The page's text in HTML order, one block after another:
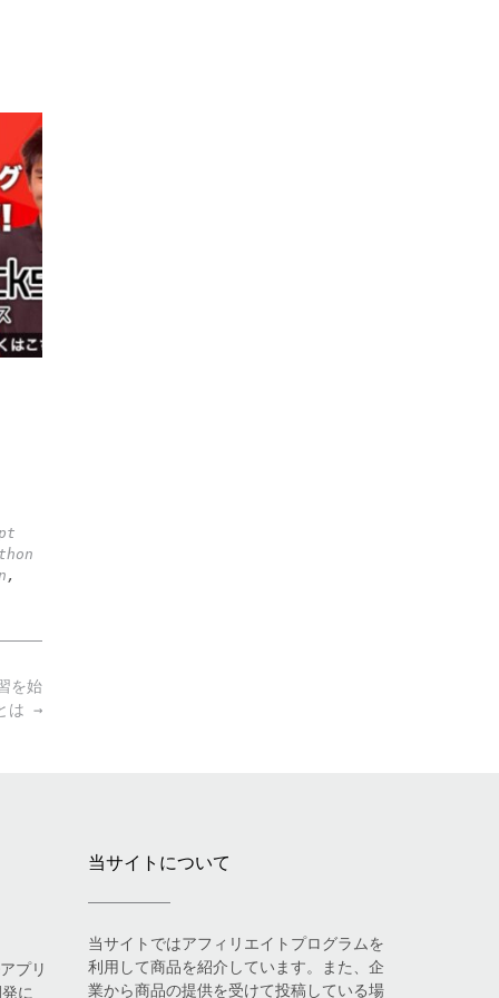
,
を始
は→
プリ
に
当サイトについて
当サイトではアフィリエイトプログラムを
利用して商品を紹介しています。また、企
業から商品の提供を受けて投稿している場